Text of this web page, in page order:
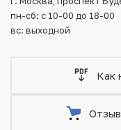
пн-сб: с 10-00 до 18-00
вс: выходной
Как